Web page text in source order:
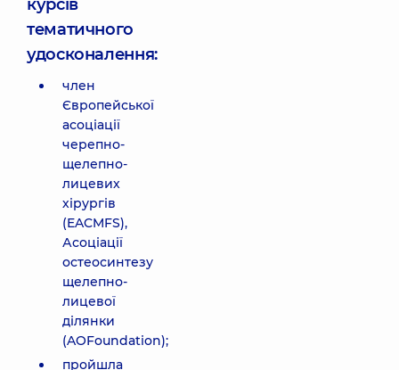
курсів
тематичного
удосконалення:
член
Європейської
асоціації
черепно-
щелепно-
лицевих
хірургів
(EACMFS),
Асоціації
остеосинтезу
щелепно-
лицевої
ділянки
(AOFoundation);
пройшла